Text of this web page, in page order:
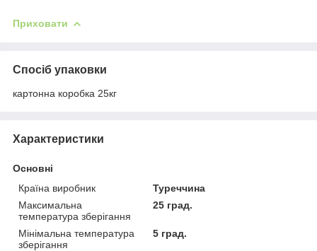
Приховати
Спосіб упаковки
картонна коробка 25кг
Характеристики
Основні
Країна виробник
Туреччина
Максимальна
температура зберігання
25 град.
Мінімальна температура
зберігання
5 град.